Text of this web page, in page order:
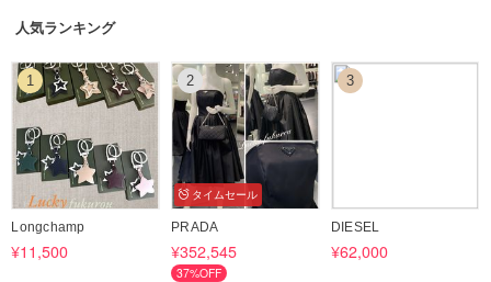
このチャンスをお見逃しのない様にお願い致します。
ご注文の前に一度お取引についての項目もご覧下さいませ
下記記載の内容は免責事項とさせて頂いております。
お客様のご都合（サイズ、イメージ違い）による交換及び返品、関税、
個人輸入消費税のお支払い拒否のキャンセルは出来かねますのでご購入
前に必ずお取り引きについて”のタブに記載の注意事項を必ずお読みくだ
さいませ。
海外からの買付け／発送の為返品及び交換は一切お断りさせて頂いてお
人気ランキング
1
Longchamp
¥11,500
2
タイムセール
PRADA
¥352,545
37%OFF
3
DIESEL
¥62,000